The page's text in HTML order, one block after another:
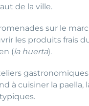
de la ville.
sur le
les produits frais
(la huerta).
gastronomiques
à cuisiner la paella,